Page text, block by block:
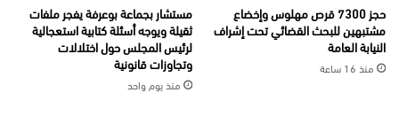
حجز 7300 قرص مهلوس وإخضاع
مشتبهين للبحث القضائي تحت إشراف
النيابة العامة
منذ 16 ساعة
مستشار بجماعة بوعرفة يفجر ملفات
ثقيلة ويوجه أسئلة كتابية استعجالية
لرئيس المجلس حول اختلالات
وتجاوزات قانونية
منذ يوم واحد